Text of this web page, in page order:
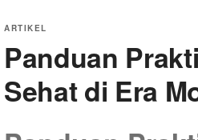
ARTIKEL
Panduan
Sehat di Era